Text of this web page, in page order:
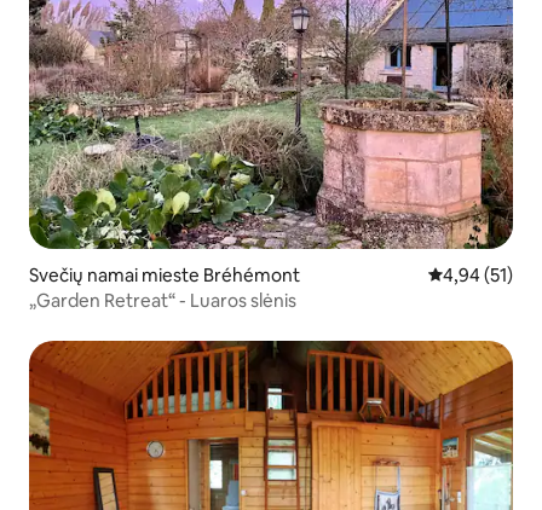
Svečių namai mieste Bréhémont Vidutinis
4,94 (51)
„Garden Retreat“ - Luaros slėnis